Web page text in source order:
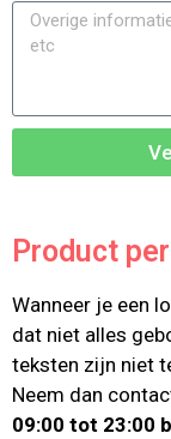
Product
Wanneer je een
dat niet alles
teksten zijn niet
Neem dan
09:00 tot 23:00